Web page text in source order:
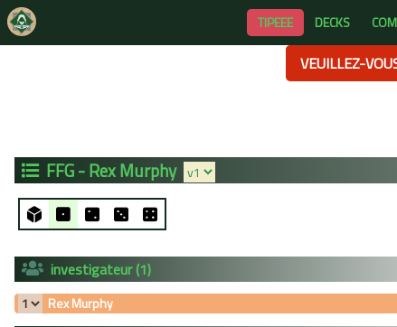
TIPEEE DECKS
VEUILLEZ-
FFG - Rex Murphy
investigateur (1)
Rex Murphy